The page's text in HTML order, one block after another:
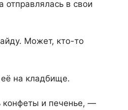
в свои
Может, кто-то
на кладбище.
конфеты и печенье, —